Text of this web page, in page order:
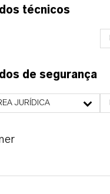
técnicos
de segurança
JURÍDICA